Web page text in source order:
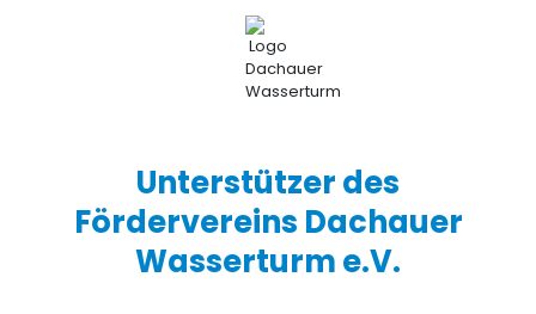
Unterstützer des
Fördervereins Dachauer
Wasserturm e.V.